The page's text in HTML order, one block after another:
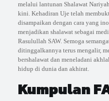
melalui lantunan Shalawat
kini. Kehadiran Uje telah
disampaikan dengan cara yang
menjadikan shalawat sebagai
Rasulullah SAW. Semoga
ditinggalkannya terus mengalir,
bershalawat dan meneladani
hidup di dunia dan akhirat.
Kumpulan